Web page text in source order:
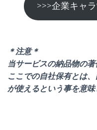
>>>企業キャ
＊注意＊
当サービスの納品物の著
ここでの自社保有とは
が使えるという事を意味